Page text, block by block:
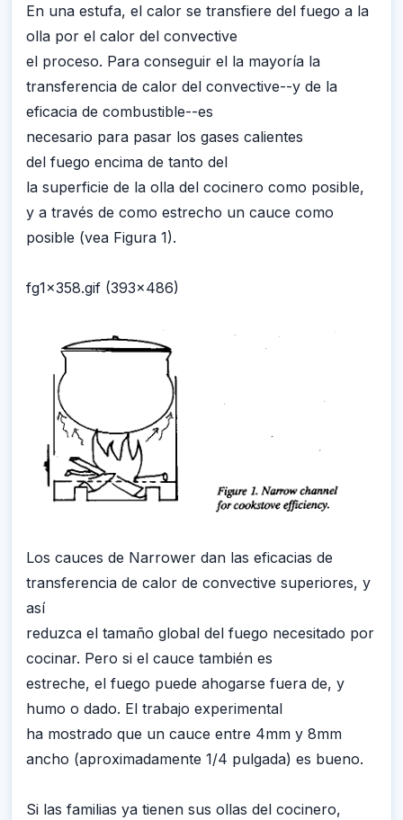
En una estufa, el calor se transfiere del fuego a la
olla por el calor del convective
el proceso. Para conseguir el la mayoría la
transferencia de calor del convective--y de la
eficacia de combustible--es
necesario para pasar los gases calientes
del fuego encima de tanto del
la superficie de la olla del cocinero como posible,
y a través de como estrecho un cauce como
posible (vea Figura 1).
fg1x358.gif (393x486)
Los cauces de Narrower dan las eficacias de
transferencia de calor de convective superiores, y
así
reduzca el tamaño global del fuego necesitado por
cocinar. Pero si el cauce también es
estreche, el fuego puede ahogarse fuera de, y
humo o dado. El trabajo experimental
ha mostrado que un cauce entre 4mm y 8mm
ancho (aproximadamente 1/4 pulgada) es bueno.
Si las familias ya tienen sus ollas del cocinero,